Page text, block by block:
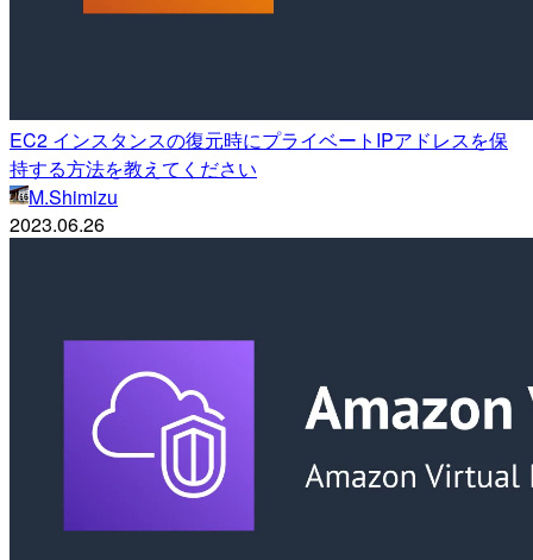
EC2 インスタンスの復元時にプライベートIPアドレスを保
持する方法を教えてください
M.Shimizu
2023.06.26